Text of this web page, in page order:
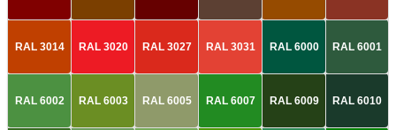
RAL 3014 RAL 3020 RAL 3027 RAL 3031 RAL 6000 RAL 6001
RAL 6002 RAL 6003 RAL 6005 RAL 6007 RAL 6009 RAL 6010